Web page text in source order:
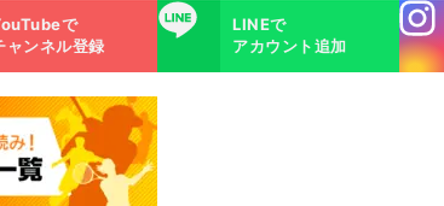
で
ャンネル登録
LINE
LINEで
アカウント追加
Instagra
m